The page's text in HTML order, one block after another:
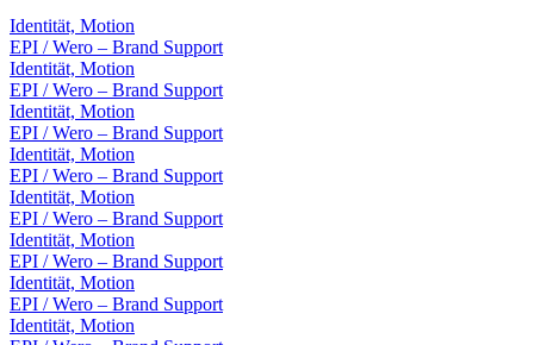
Identität, Motion
EPI / Wero – Brand Support
Identität, Motion
EPI / Wero – Brand Support
Identität, Motion
EPI / Wero – Brand Support
Identität, Motion
EPI / Wero – Brand Support
Identität, Motion
EPI / Wero – Brand Support
Identität, Motion
EPI / Wero – Brand Support
Identität, Motion
EPI / Wero – Brand Support
Identität, Motion